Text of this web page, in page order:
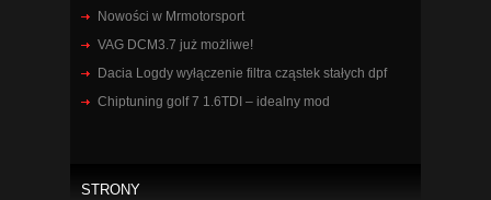
Nowości w Mrmotorsport
VAG DCM3.7 już możliwe!
Dacia Logdy wyłączenie filtra cząstek stałych dpf
Chiptuning golf 7 1.6TDI – idealny mod
STRONY